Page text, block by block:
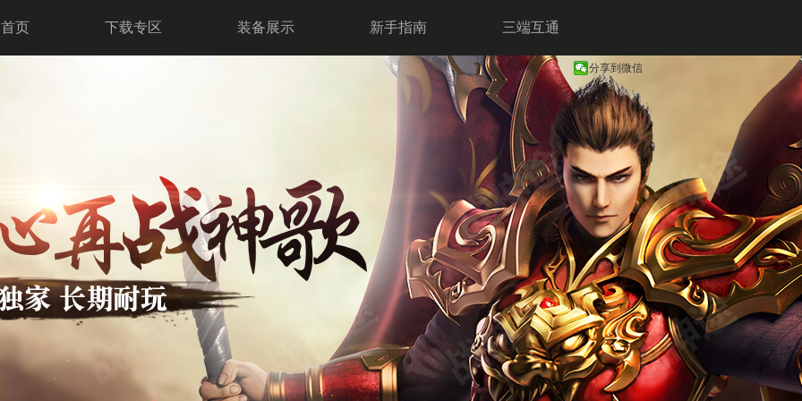
页 下载专区 装备展示 新手指南 三端互通
分享到微信